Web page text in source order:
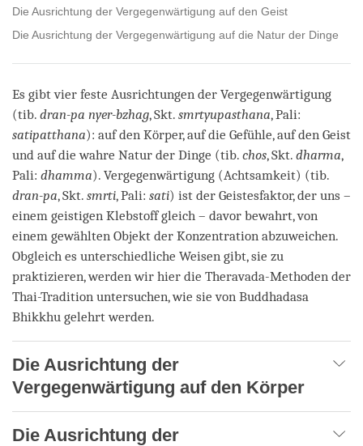
Die Ausrichtung der Vergegenwärtigung auf den Geist
Die Ausrichtung der Vergegenwärtigung auf die Natur der Dinge
Es gibt vier feste Ausrichtungen der Vergegenwärtigung
(tib. dran-pa nyer-bzhag, Skt. smrtyupasthana, Pali:
satipatthana): auf den Körper, auf die Gefühle, auf den Geist
und auf die wahre Natur der Dinge (tib. chos, Skt. dharma,
Pali: dhamma). Vergegenwärtigung (Achtsamkeit) (tib.
dran-pa, Skt. smrti, Pali: sati) ist der Geistesfaktor, der uns –
einem geistigen Klebstoff gleich – davor bewahrt, von
einem gewählten Objekt der Konzentration abzuweichen.
Obgleich es unterschiedliche Weisen gibt, sie zu
praktizieren, werden wir hier die Theravada-Methoden der
Thai-Tradition untersuchen, wie sie von Buddhadasa
Bhikkhu gelehrt werden.
Die Ausrichtung der
Vergegenwärtigung auf den Körper
Die Ausrichtung der